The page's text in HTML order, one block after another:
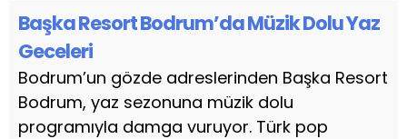
Başka Resort Bodrum’da Müzik Dolu Yaz
Geceleri
Bodrum’un gözde adreslerinden Başka Resort
Bodrum, yaz sezonuna müzik dolu
programıyla damga vuruyor. Türk pop